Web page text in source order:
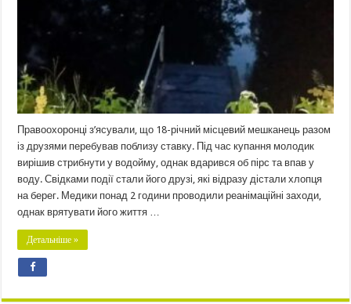
Правоохоронці з’ясували, що 18-річний місцевий мешканець разом
із друзями перебував поблизу ставку. Під час купання молодик
вирішив стрибнути у водойму, однак вдарився об пірс та впав у
воду. Свідками події стали його друзі, які відразу дістали хлопця
на берег. Медики понад 2 години проводили реанімаційні заходи,
однак врятувати його життя …
Детальніше »